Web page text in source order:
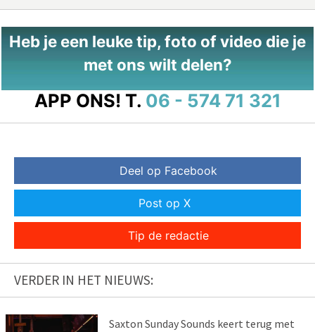
Heb je een leuke tip, foto of video die je
met ons wilt delen?
APP ONS! T. 06 - 574 71 321
Deel op Facebook
Post op X
Tip de redactie
VERDER IN HET NIEUWS:
Saxton Sunday Sounds keert terug met